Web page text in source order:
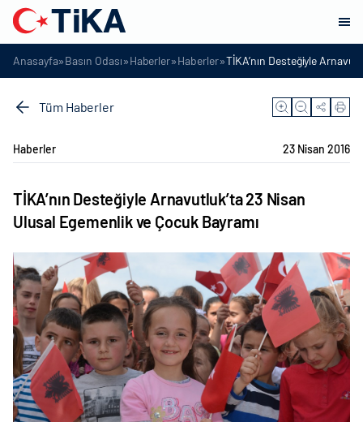
Anasayfa»Basın Odası»Haberler»Haberler»TİKA’nın Desteğiyle
Tüm Haberler
Haberler 23 Nisan 2016
TİKA’nın Desteğiyle Arnavutluk’ta 23 Nisan
Ulusal Egemenlik ve Çocuk Bayramı